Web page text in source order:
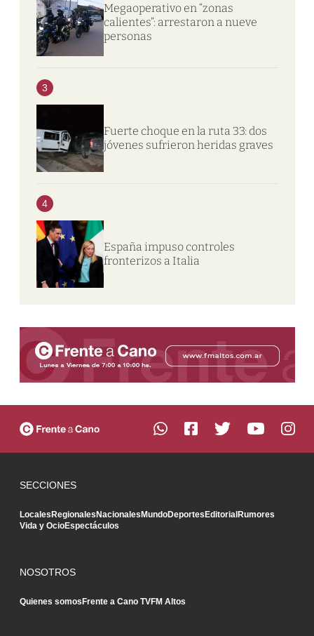
Megaoperativo en “zonas
calientes”: arrestaron a nueve
personas
3
Fuerte choque en la ruta 33: dos
jóvenes sufrieron heridas graves
4
España impuso controles
fronterizos a Italia
SECCIONES
LocalesRegionalesNacionalesMundoDeportesEditorialRumores
Vida y OcioEspectáculos
NOSOTROS
Quienes somosFrente a Cano TVFM Altos